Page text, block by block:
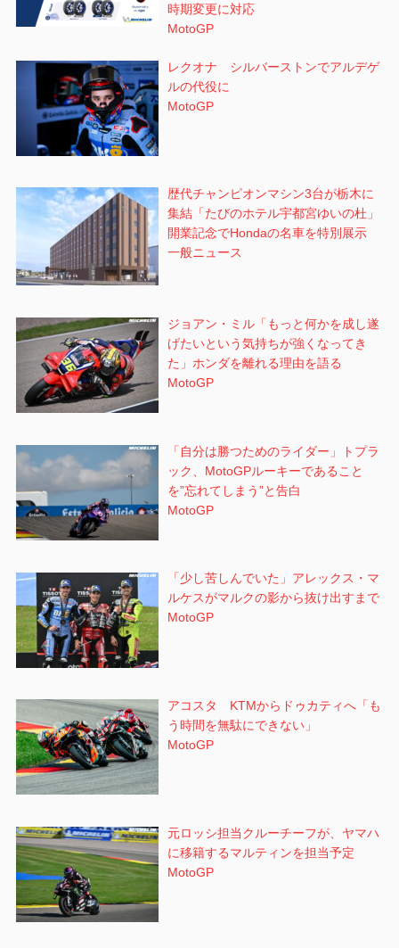
時期変更に対応
MotoGP
レクオナ シルバーストンでアルデゲ
ルの代役に
MotoGP
歴代チャンピオンマシン3台が栃木に
集結「たびのホテル宇都宮ゆいの杜」
開業記念でHondaの名車を特別展示
一般ニュース
ジョアン・ミル「もっと何かを成し遂
げたいという気持ちが強くなってき
た」ホンダを離れる理由を語る
MotoGP
「自分は勝つためのライダー」トプラ
ック、MotoGPルーキーであること
を”忘れてしまう”と告白
MotoGP
「少し苦しんでいた」アレックス・マ
ルケスがマルクの影から抜け出すまで
MotoGP
アコスタ KTMからドゥカティへ「も
う時間を無駄にできない」
MotoGP
元ロッシ担当クルーチーフが、ヤマハ
に移籍するマルティンを担当予定
MotoGP